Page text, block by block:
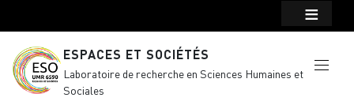
ESPACES ET SOCIÉTÉS
Laboratoire de recherche en Sciences Humaines et
Sociales